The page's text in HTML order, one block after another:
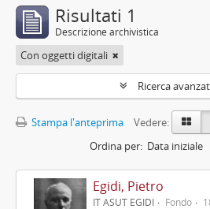
Risultati 1
Descrizione archivistica
Con oggetti digitali
Ricerca
Stampa l'anteprima
Vedere:
Ordina per: Data iniziale
Egidi, Pietro
IT ASUT EGIDI Fondo